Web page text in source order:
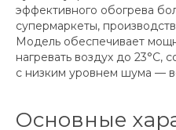
эффективного обогрева
супермаркеты,
Модель обеспечивает
нагревать воздух до 23°C,
с низким уровнем шума —
Основные